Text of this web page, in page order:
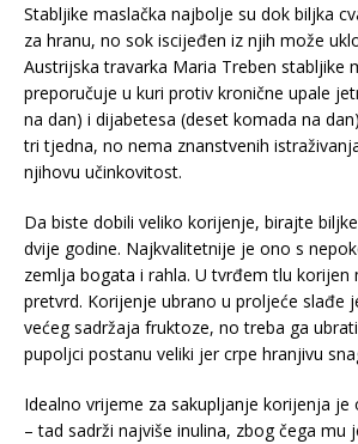
Stabljike maslačka najbolje su dok biljka
za hranu, no sok iscijeđen iz njih može
Austrijska travarka Maria Treben stabljike
preporučuje u kuri protiv kronične upale
na dan) i dijabetesa (deset komada na
tri tjedna, no nema znanstvenih
njihovu učinkovitost.
Da biste dobili veliko korijenje, birajte
dvije godine. Najkvalitetnije je ono s
zemlja bogata i rahla. U tvrđem tlu korijen
pretvrd. Korijenje ubrano u proljeće slađe
većeg sadržaja fruktoze, no treba ga
pupoljci postanu veliki jer crpe hranjivu
Idealno vrijeme za sakupljanje korijenja je
– tad sadrži najviše inulina, zbog čega mu